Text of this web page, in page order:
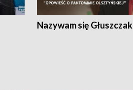
Nazywam się Głuszczak